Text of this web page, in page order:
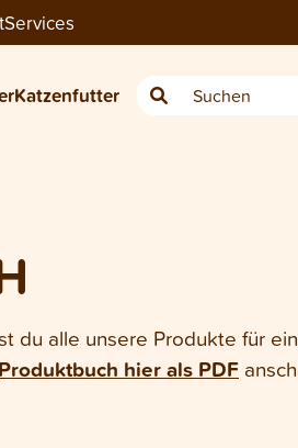
Services
Katzenfutter
du alle unsere Produkte für
Produktbuch hier als PDF